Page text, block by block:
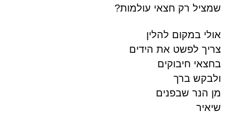
שמציל רק חצאי עולמות?
אולי במקום להלין
צריך לפשט את הידים
בחצאי חיבוקים
ולבקש ברך
מן הנר שבפנים
שיאיר